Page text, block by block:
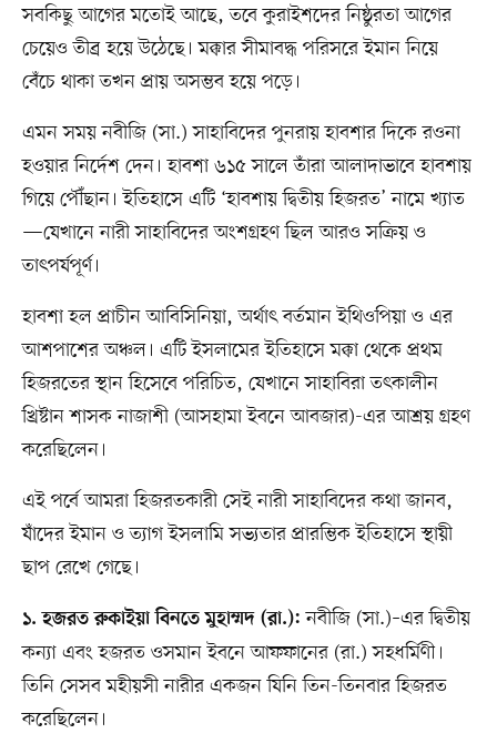
সবকিছু আগের মতোই আছে, তবে কুরাইশদের নিষ্ঠুরতা আগের
চেয়েও তীব্র হয়ে উঠেছে। মক্কার সীমাবদ্ধ পরিসরে ইমান নিয়ে
বেঁচে থাকা তখন প্রায় অসম্ভব হয়ে পড়ে।
এমন সময় নবীজি (সা.) সাহাবিদের পুনরায় হাবশার দিকে রওনা
হওয়ার নির্দেশ দেন। হাবশা ৬১৫ সালে তাঁরা আলাদাভাবে হাবশায়
গিয়ে পৌঁছান। ইতিহাসে এটি ‘হাবশায় দ্বিতীয় হিজরত’ নামে খ্যাত
—যেখানে নারী সাহাবিদের অংশগ্রহণ ছিল আরও সক্রিয় ও
তাৎপর্যপূর্ণ।
হাবশা হল প্রাচীন আবিসিনিয়া, অর্থাৎ বর্তমান ইথিওপিয়া ও এর
আশপাশের অঞ্চল। এটি ইসলামের ইতিহাসে মক্কা থেকে প্রথম
হিজরতের স্থান হিসেবে পরিচিত, যেখানে সাহাবিরা তৎকালীন
খ্রিষ্টান শাসক নাজাশী (আসহামা ইবনে আবজার)-এর আশ্রয় গ্রহণ
করেছিলেন।
এই পর্বে আমরা হিজরতকারী সেই নারী সাহাবিদের কথা জানব,
যাঁদের ইমান ও ত্যাগ ইসলামি সভ্যতার প্রারম্ভিক ইতিহাসে স্থায়ী
ছাপ রেখে গেছে।
১. হজরত রুকাইয়া বিনতে মুহাম্মদ (রা.): নবীজি (সা.)–এর দ্বিতীয়
কন্যা এবং হজরত ওসমান ইবনে আফফানের (রা.) সহধর্মিণী।
তিনি সেসব মহীয়সী নারীর একজন যিনি তিন-তিনবার হিজরত
করেছিলেন।